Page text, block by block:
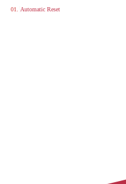
Automatic Reset